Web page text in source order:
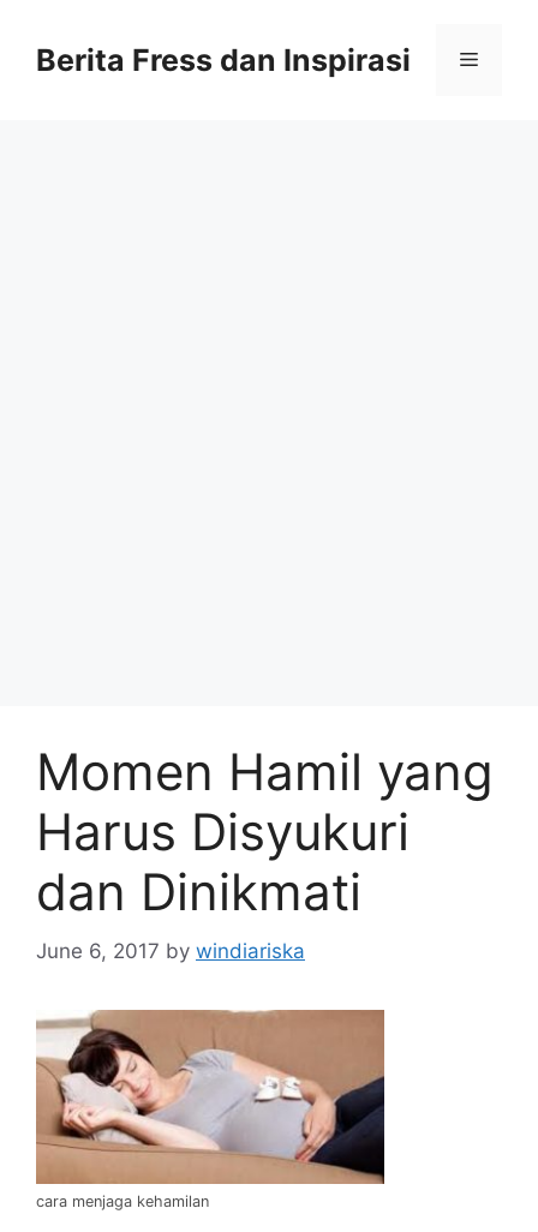
contentBerita Fress dan Inspirasi Menu
Momen Hamil yang
Harus Disyukuri
dan Dinikmati
June 6, 2017 by windiariska
cara menjaga kehamilan